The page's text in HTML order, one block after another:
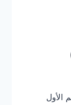
الأول